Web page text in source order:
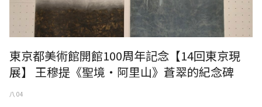
東京都美術館開館100周年記念【14回東京現
展】 王穆提《聖境・阿里山》蒼翠的紀念碑
八 04